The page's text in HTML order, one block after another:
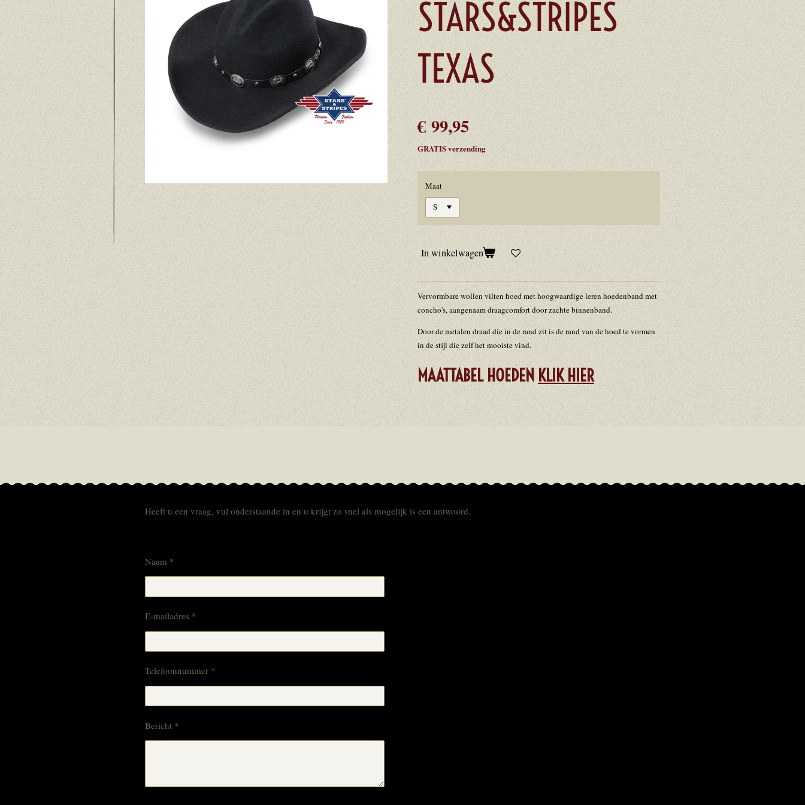
STARS&STRIPES
TEXAS
€ 99,95
GRATIS verzending
Maat
In winkelwagen
Vervormbare wollen vilten hoed met hoogwaardige leren hoedenband met
concho's, aangenaam draagcomfort door zachte binnenband.
Door de metalen draad die in de rand zit is de rand van de hoed te vormen
in de stijl die zelf het mooiste vind.
MAATTABEL HOEDEN KLIK HIER
Heeft u een vraag, vul onderstaande in en u krijgt zo snel als mogelijk is een antwoord.
Naam *
E-mailadres *
Telefoonnummer *
Bericht *